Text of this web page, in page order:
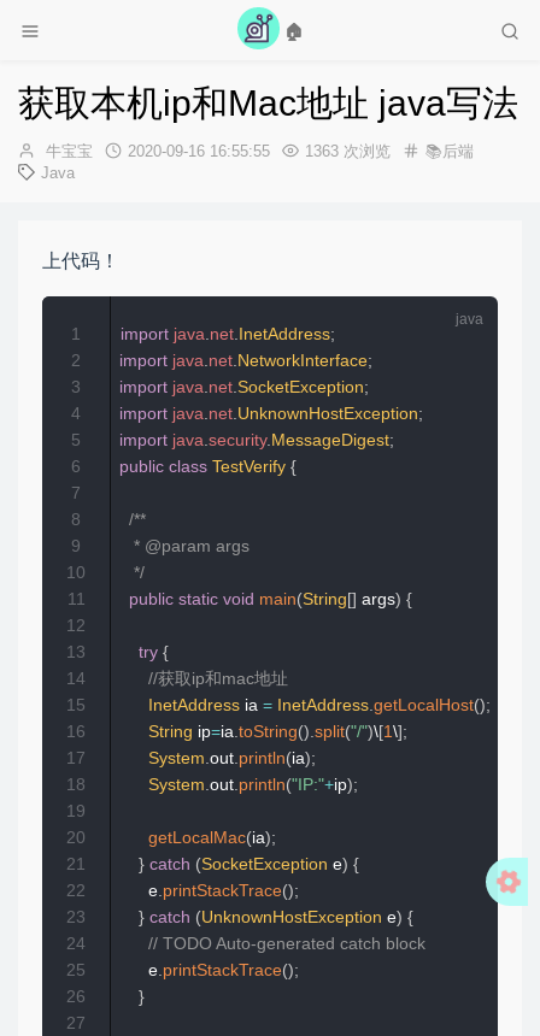
🏠
获取本机ip和Mac地址 java写法
作
者：
牛宝宝
发
2020-09-16 16:55:55 1363 次浏览
📚后端
Java
上代码！
import java.net. InetAddress;
import java.net. NetworkInterface;
import java.net.SocketException;
import java.net.UnknownHostException;
import java.security. MessageDigest;
public class TestVerify {
/**
	 */
public static void main(String [] args) {
try {
//获取ip和mac地址
InetAddress ia = InetAddress.getLocalHost();
String ip=ia.toString().split("/")\[1\] ;
System.out.println(ia);
System.out.println("IP:"+ip);
getLocalMac(ia);
} catch (SocketException e) {
			e
.printStackTrace();
} catch (UnknownHostException e) {
// TODO Auto-generated catch block
			e
.printStackTrace();
}
1
2
3
4
5
6
7
8
9
10
11
12
13
14
15
16
17
18
19
20
21
22
23
24
25
26
27